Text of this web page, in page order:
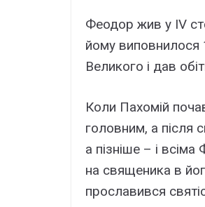
Феодор жив у IV
йому виповнилося
Великого і дав
Коли Пахомій
головним, а після
а пізніше – і
на священика в
прославився